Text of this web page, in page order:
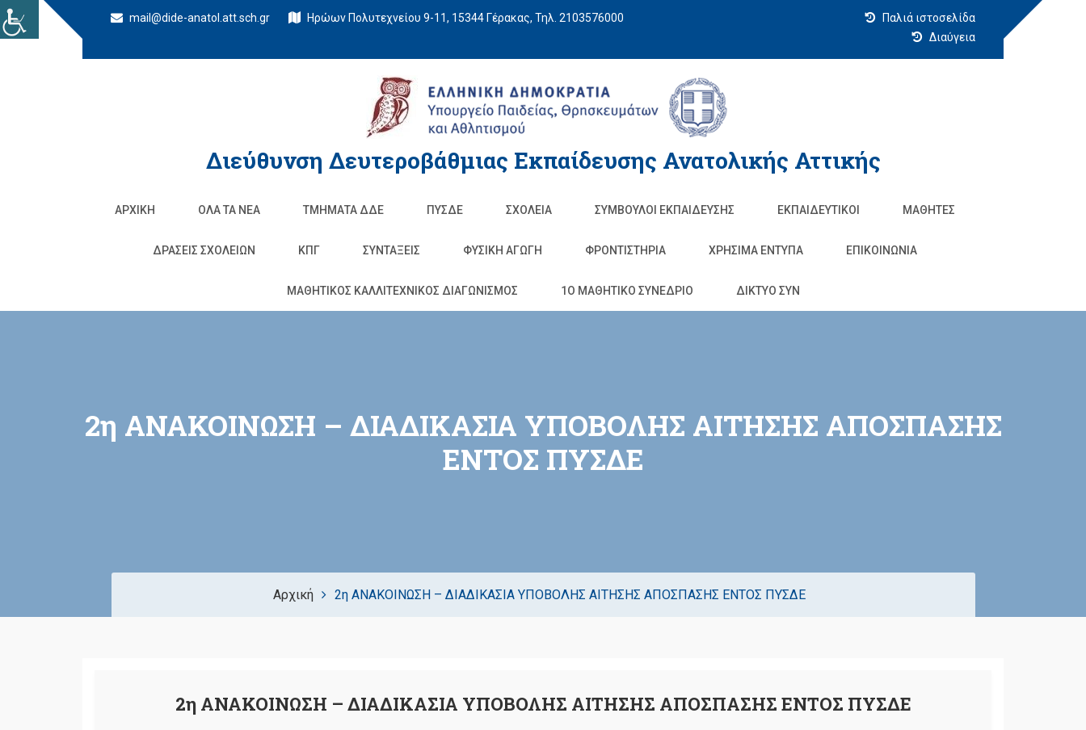
mail@dide-anatol.att.sch.gr Ηρώων Πολυτεχνείου 9-11, 15344 Γέρακας, Τηλ. 2103576000
Παλιά ιστοσελίδα
Διαύγεια
Διεύθυνση Δευτεροβάθμιας Εκπαίδευσης Ανατολικής Αττικής
ΑΡΧΙΚΉ ΌΛΑ ΤΑ ΝΈΑ ΤΜΉΜΑΤΑ ΔΔΕ ΠΥΣΔΕ ΣΧΟΛΕΊΑ ΣΥΜΒΟΥΛΟΙ ΕΚΠΑΙΔΕΥΣΗΣ ΕΚΠΑΙΔΕΥΤΙΚΟΊ ΜΑΘΗΤΈΣ
ΔΡΆΣΕΙΣ ΣΧΟΛΕΊΩΝ ΚΠΓ ΣΥΝΤΑΞΕΙΣ ΦΥΣΙΚΉ ΑΓΩΓΉ ΦΡΟΝΤΙΣΤΉΡΙΑ ΧΡΗΣΙΜΑ ΕΝΤΥΠΑ ΕΠΙΚΟΙΝΩΝΊΑ
ΜΑΘΗΤΙΚΟΣ ΚΑΛΛΙΤΕΧΝΙΚΟΣ ΔΙΑΓΩΝΙΣΜΟΣ 1O ΜΑΘΗΤΙΚΟ ΣΥΝΕΔΡΙΟ ΔΙΚΤΥΟ ΣΥΝ
2η ΑΝΑΚΟΙΝΩΣΗ – ΔΙΑΔΙΚΑΣΙΑ ΥΠΟΒΟΛΗΣ ΑΙΤΗΣΗΣ ΑΠΟΣΠΑΣΗΣ
ΕΝΤΟΣ ΠΥΣΔΕ
Αρχική 2η ΑΝΑΚΟΙΝΩΣΗ – ΔΙΑΔΙΚΑΣΙΑ ΥΠΟΒΟΛΗΣ ΑΙΤΗΣΗΣ ΑΠΟΣΠΑΣΗΣ ΕΝΤΟΣ ΠΥΣΔΕ
2η ΑΝΑΚΟΙΝΩΣΗ – ΔΙΑΔΙΚΑΣΙΑ ΥΠΟΒΟΛΗΣ ΑΙΤΗΣΗΣ ΑΠΟΣΠΑΣΗΣ ΕΝΤΟΣ ΠΥΣΔΕ